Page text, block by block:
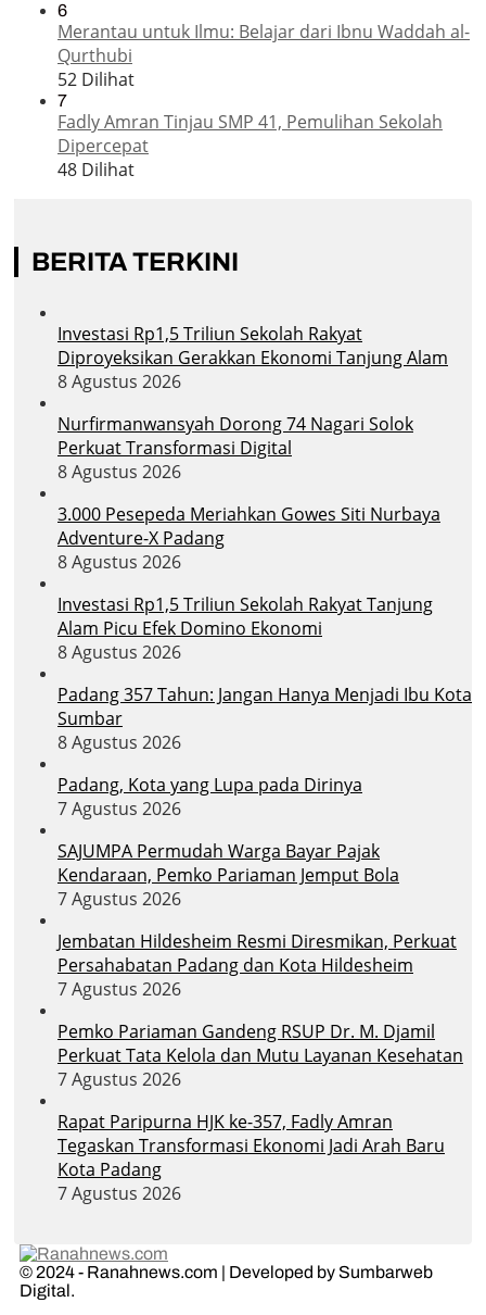
6
Merantau untuk Ilmu: Belajar dari Ibnu Waddah al-
Qurthubi
52 Dilihat
7
Fadly Amran Tinjau SMP 41, Pemulihan Sekolah
Dipercepat
48 Dilihat
BERITA TERKINI
Investasi Rp1,5 Triliun Sekolah Rakyat
Diproyeksikan Gerakkan Ekonomi Tanjung Alam
8 Agustus 2026
Nurfirmanwansyah Dorong 74 Nagari Solok
Perkuat Transformasi Digital
8 Agustus 2026
3.000 Pesepeda Meriahkan Gowes Siti Nurbaya
Adventure-X Padang
8 Agustus 2026
Investasi Rp1,5 Triliun Sekolah Rakyat Tanjung
Alam Picu Efek Domino Ekonomi
8 Agustus 2026
Padang 357 Tahun: Jangan Hanya Menjadi Ibu Kota
Sumbar
8 Agustus 2026
Padang, Kota yang Lupa pada Dirinya
7 Agustus 2026
SAJUMPA Permudah Warga Bayar Pajak
Kendaraan, Pemko Pariaman Jemput Bola
7 Agustus 2026
Jembatan Hildesheim Resmi Diresmikan, Perkuat
Persahabatan Padang dan Kota Hildesheim
7 Agustus 2026
Pemko Pariaman Gandeng RSUP Dr. M. Djamil
Perkuat Tata Kelola dan Mutu Layanan Kesehatan
7 Agustus 2026
Rapat Paripurna HJK ke-357, Fadly Amran
Tegaskan Transformasi Ekonomi Jadi Arah Baru
Kota Padang
7 Agustus 2026
© 2024 - Ranahnews.com | Developed by Sumbarweb
Digital.